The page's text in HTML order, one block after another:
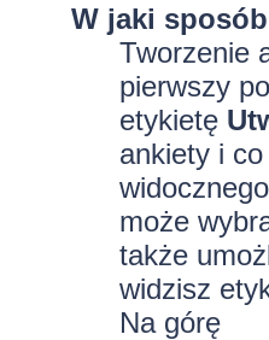
W jaki
Tworzenie
pierwszy
etykietę
ankiety i
może
także
widzisz
Na górę